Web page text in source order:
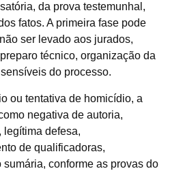
da prova testemunhal,
fatos. A primeira fase pode
ser levado aos jurados,
técnico, organização da
do processo.
ou tentativa de homicídio, a
negativa de autoria,
legítima defesa,
de qualificadoras,
conforme as provas do